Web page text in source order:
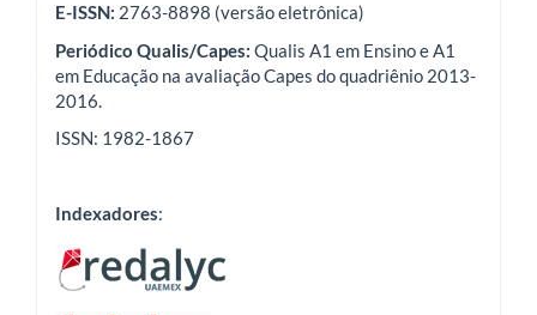
E-ISSN: 2763-8898 (versão eletrônica)
Periódico Qualis/Capes: Qualis A1 em Ensino e A1
em Educação na avaliação Capes do quadriênio 2013-
2016.
ISSN: 1982-1867
Indexadores: